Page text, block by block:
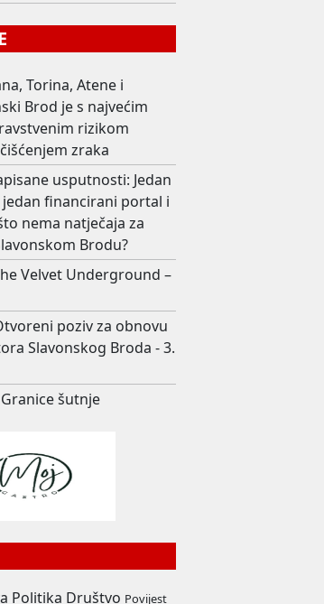
Torina, Atene i
Brod je s najvećim
rizikom
zraka
usputnosti: Jedan
financirani portal i
nema natječaja za
Brodu?
Velvet Underground –
poziv za obnovu
Slavonskog Broda - 3.
šutnje
Politika Društvo Povijest